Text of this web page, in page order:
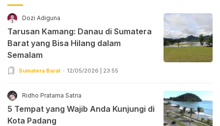
Dozi Adiguna
Tarusan Kamang: Danau di Sumatera
Barat yang Bisa Hilang dalam
Semalam
Sumatera Barat 12/05/2026 | 23:55
Ridho Pratama Satria
5 Tempat yang Wajib Anda Kunjungi di
Kota Padang